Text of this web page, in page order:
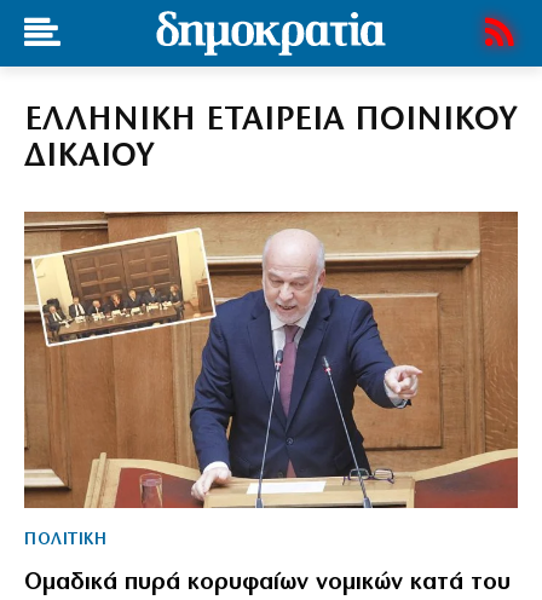
ΕΛΛΗΝΙΚΗ ΕΤΑΙΡΕΙΑ ΠΟΙΝΙΚΟΥ
ΔΙΚΑΙΟΥ
ΠΟΛΙΤΙΚΗ
Ομαδικά πυρά κορυφαίων νομικών κατά του